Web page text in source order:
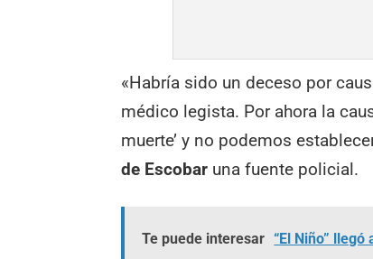
«Habría sido un deceso por
médico legista. Por ahora la
muerte’ y no podemos
de Escobar una fuente policial.
Te puede interesar “El Niño”